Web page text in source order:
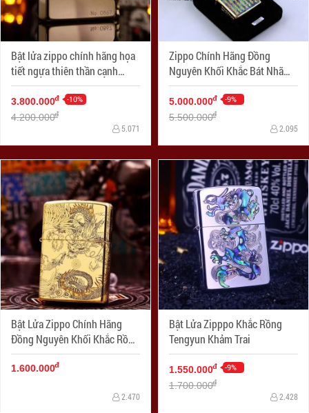
Bật lửa zippo chính hãng họa
tiết ngựa thiên thần cạnh
sườn phiên bản mạ vàng 24k
3.800.000đ -10%
4.200.000đ
5.071
Zippo Chính Hãng Đồng
Nguyên Khối Khắc Bát Nhã
Tâm Kinh Khảm Trai Xanh
5.000.000đ -9%
5.500.000đ
2.095
Bật Lửa Zippo Chính Hãng
Đồng Nguyên Khối Khắc Rồng
Và Phượng
1.600.000đ
2.470
Bật Lửa Zipppo Khắc Rồng
Tengyun Khảm Trai
1.550.000đ -9%
1.700.000đ
2.428